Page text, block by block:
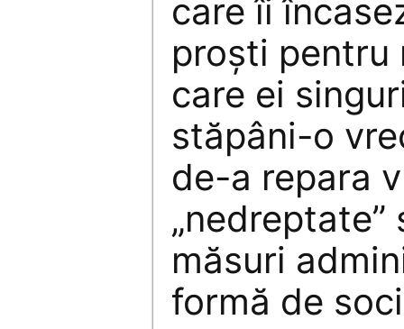
care îi
proşti pentru
care ei
stăpâni-o
de-a repara
măsuri
formă de